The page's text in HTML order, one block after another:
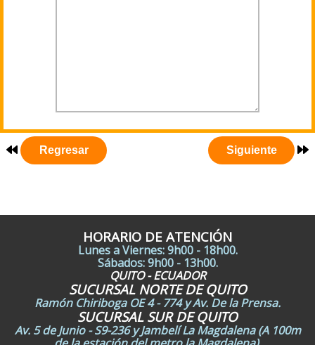
HORARIO DE ATENCIÓN
Lunes a Viernes: 9h00 - 18h00.
Sábados: 9h00 - 13h00.
QUITO - ECUADOR
SUCURSAL NORTE DE QUITO
Ramón Chiriboga OE 4 - 774 y Av. De la Prensa.
SUCURSAL SUR DE QUITO
Av. 5 de Junio - S9-236 y Jambelí La Magdalena (A 100m